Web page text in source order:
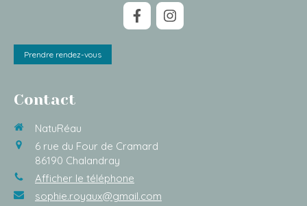
Prendre rendez-vous
Contact
NatuRéau
6 rue du Four de Cramard
86190 Chalandray
Afficher le téléphone
sophie.royaux@gmail.com